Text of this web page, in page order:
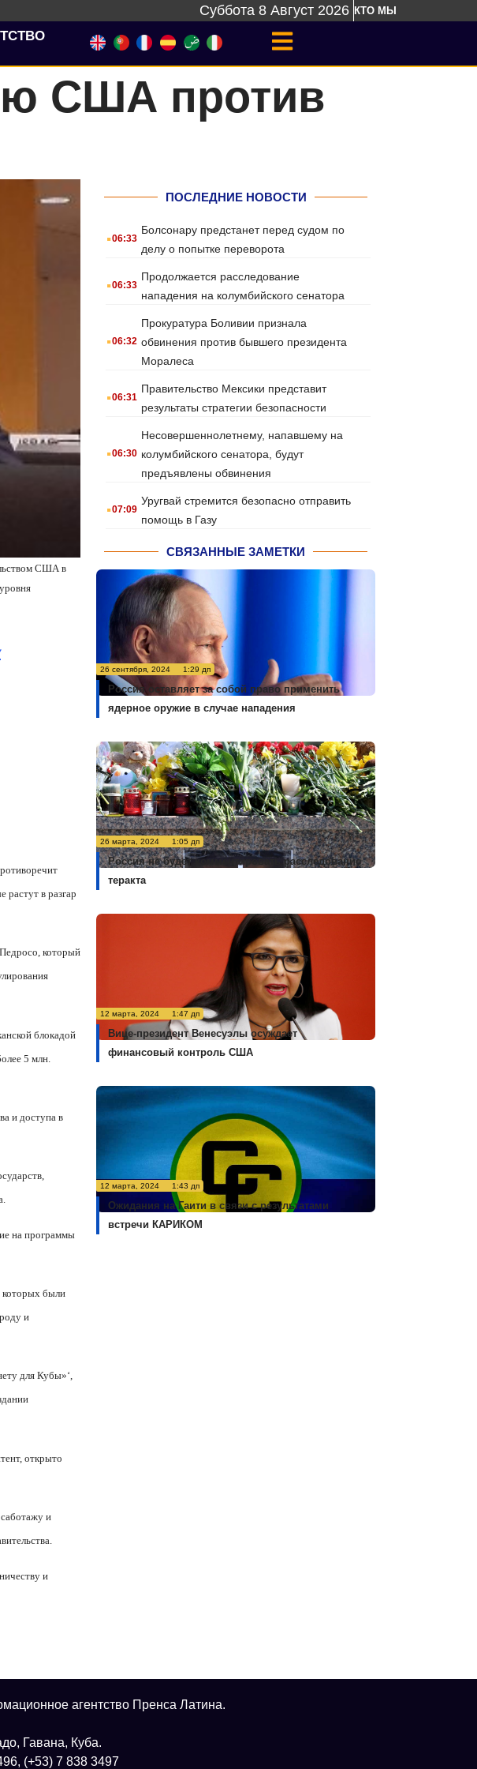
Суббота 8 Август 2026 КТО МЫ
США против
США в
в разгар
который
блокадой
5 млн.
и доступа в
на программы
которых были
и
для Кубы»‘,
открыто
саботажу и
тельства.
и
ПОСЛЕДНИЕ НОВОСТИ
.06:33
Болсонару предстанет перед судом по
делу о попытке переворота
.06:33
Продолжается расследование
нападения на колумбийского сенатора
.06:32
Прокуратура Боливии признала
обвинения против бывшего президента
Моралеса
.06:31
Правительство Мексики представит
результаты стратегии безопасности
.06:30
Несовершеннолетнему, напавшему на
колумбийского сенатора, будут
предъявлены обвинения
.07:09
Уругвай стремится безопасно отправить
помощь в Газу
СВЯЗАННЫЕ ЗАМЕТКИ
26 сентября, 2024 1:29 дп
Россия оставляет за собой право применить
ядерное оружие в случае нападения
26 марта, 2024 1:05 дп
Россия не будет комментировать расследование
теракта
12 марта, 2024 1:47 дп
Вице-президент Венесуэлы осуждает
финансовый контроль США
12 марта, 2024 1:43 дп
Ожидания на Гаити в связи с результатами
встречи КАРИКОМ
агентство Пренса Латина.
Гавана, Куба.
(+53) 7 838 3497